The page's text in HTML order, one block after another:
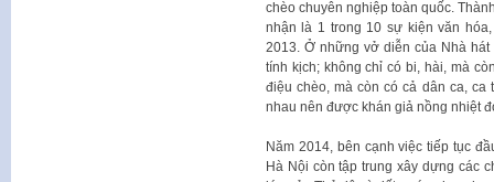
chèo chuyên nghiệp toàn quốc.
nhận là 1 trong 10 sự kiện văn
2013. Ở những vở diễn của Nhà
tính kịch; không chỉ có bi, hài, mà
điệu chèo, mà còn có cả dân ca,
nhau nên được khán giả nồng nhiệt
Năm 2014, bên cạnh việc tiếp tục
Hà Nội còn tập trung xây dựng các